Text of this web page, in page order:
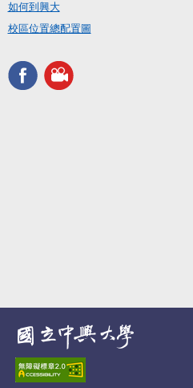
如何到興大
校區位置總配置圖